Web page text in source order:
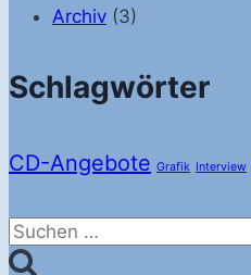
Archiv (3)
Schlagwörter
CD-Angebote Grafik Interview
Suchen
nach: